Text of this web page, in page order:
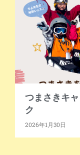
つまさきキ
ク
2026年1月30日